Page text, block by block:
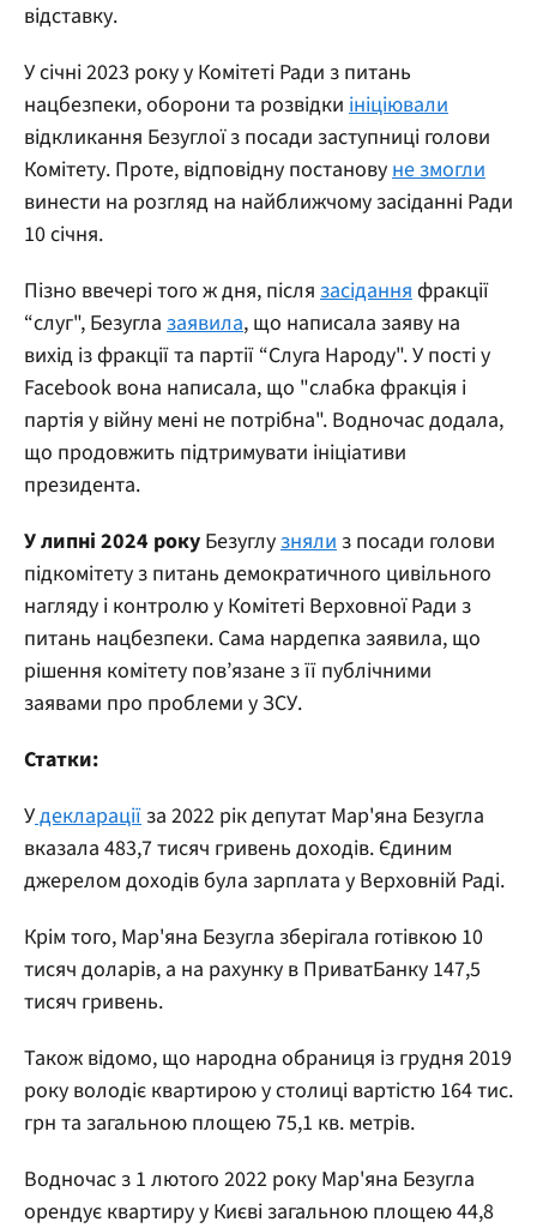
відставку.
У січні 2023 року у Комітеті Ради з питань
нацбезпеки, оборони та розвідки ініціювали
відкликання Безуглої з посади заступниці голови
Комітету. Проте, відповідну постановуне змогли
винести на розгляд на найближчому засіданні Ради
10 січня.
Пізно ввечері того ж дня, після засіданняфракції
“слуг", Безугла заявила, що написала заяву на
вихід із фракції та партії “Слуга Народу". У пості у
Facebook вона написала, що "слабка фракція і
партія у війну мені не потрібна". Водночас додала,
що продовжить підтримувати ініціативи
президента.
У липні 2024 року Безуглузняли з посади голови
підкомітету з питань демократичного цивільного
нагляду і контролю у Комітеті Верховної Ради з
питань нацбезпеки. Сама нардепка заявила, що
рішення комітету пов’язане з її публічними
заявами про проблеми у ЗСУ.
Статки:
Удекларації за 2022 рік депутат Мар'яна Безугла
вказала 483,7 тисяч гривень доходів. Єдиним
джерелом доходів була зарплата у Верховній Раді.
Крім того, Мар'яна Безугла зберігала готівкою 10
тисяч доларів, а на рахунку в ПриватБанку 147,5
тисяч гривень.
Також відомо, що народна обраниця із грудня 2019
року володіє квартирою у столиці вартістю 164 тис.
грн та загальною площею 75,1 кв. метрів.
Водночас з 1 лютого 2022 року Мар'яна Безугла
орендує квартиру у Києві загальною площею 44,8